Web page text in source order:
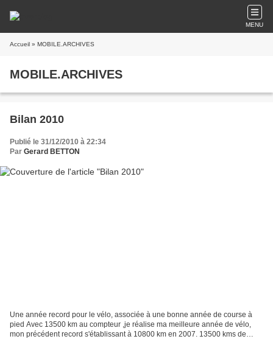
MENU
Accueil » MOBILE.ARCHIVES
MOBILE.ARCHIVES
Bilan 2010
Publié le 31/12/2010 à 22:34
Par Gerard BETTON
Une année record pour le vélo, associée à une bonne année de course à
pied Avec 13500 km au compteur ,je réalise ma meilleure année de vélo,
mon précédent record s'établissant à 10800 km en 2007. 13500 kms de